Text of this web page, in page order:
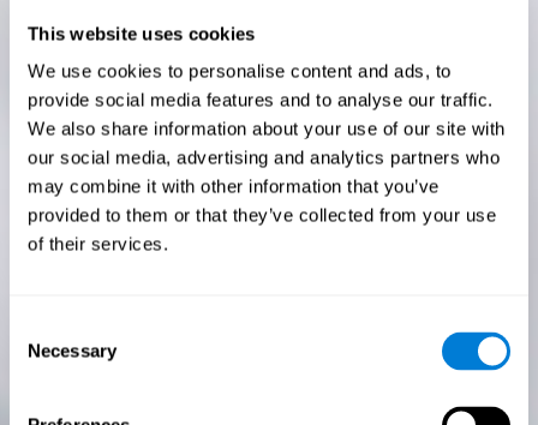
This website uses cookies
We use cookies to personalise content and ads, to
provide social media features and to analyse our traffic.
We also share information about your use of our site with
our social media, advertising and analytics partners who
may combine it with other information that you’ve
provided to them or that they’ve collected from your use
of their services.
Selection
Necessary